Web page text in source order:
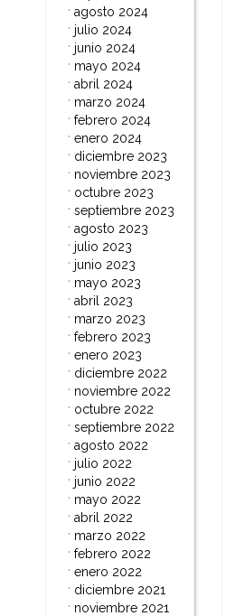
agosto 2024
julio 2024
junio 2024
mayo 2024
abril 2024
marzo 2024
febrero 2024
enero 2024
diciembre 2023
noviembre 2023
octubre 2023
septiembre 2023
agosto 2023
julio 2023
junio 2023
mayo 2023
abril 2023
marzo 2023
febrero 2023
enero 2023
diciembre 2022
noviembre 2022
octubre 2022
septiembre 2022
agosto 2022
julio 2022
junio 2022
mayo 2022
abril 2022
marzo 2022
febrero 2022
enero 2022
diciembre 2021
noviembre 2021